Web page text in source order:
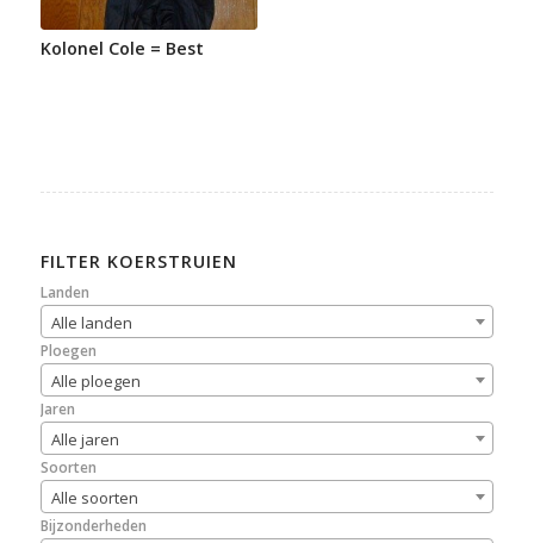
Kolonel Cole = Best
FILTER KOERSTRUIEN
Landen
Alle landen
Ploegen
Alle ploegen
Jaren
Alle jaren
Soorten
Alle soorten
Bijzonderheden